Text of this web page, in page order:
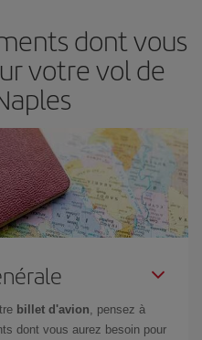
dont vous
votre vol de
billet d'avion, pensez à
dont vous aurez besoin pour